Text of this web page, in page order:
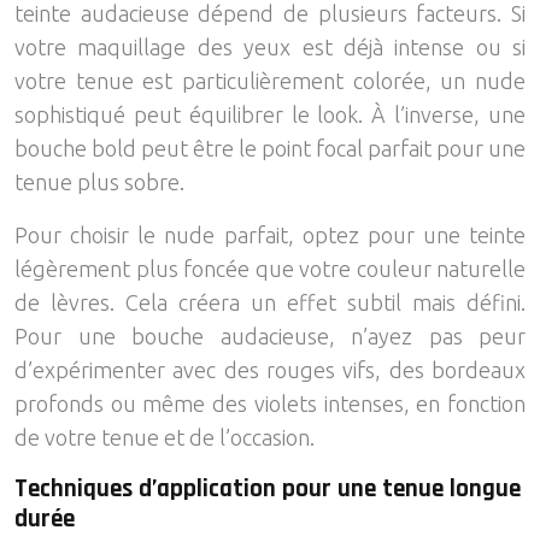
teinte audacieuse dépend de plusieurs facteurs. Si
votre maquillage des yeux est déjà intense ou si
votre tenue est particulièrement colorée, un nude
sophistiqué peut équilibrer le look. À l’inverse, une
bouche bold peut être le point focal parfait pour une
tenue plus sobre.
Pour choisir le nude parfait, optez pour une teinte
légèrement plus foncée que votre couleur naturelle
de lèvres. Cela créera un effet subtil mais défini.
Pour une bouche audacieuse, n’ayez pas peur
d’expérimenter avec des rouges vifs, des bordeaux
profonds ou même des violets intenses, en fonction
de votre tenue et de l’occasion.
Techniques d’application pour une tenue longue
durée